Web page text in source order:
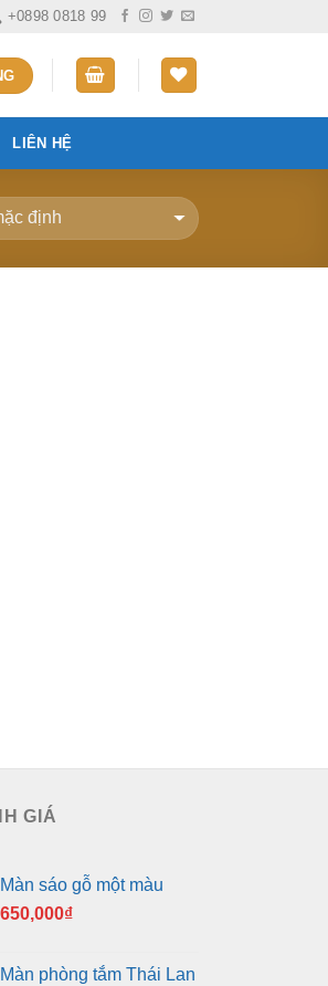
+0898 0818 99
LIÊN HỆ
GIÁ
Màn sáo gỗ một màu
650,000₫
Màn phòng tắm Thái Lan